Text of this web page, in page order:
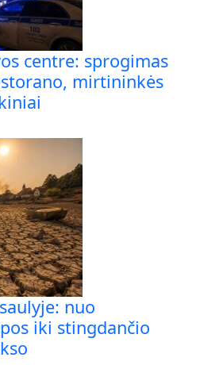
centre: sprogimas
mirtininkės
nuo
iki stingdančio